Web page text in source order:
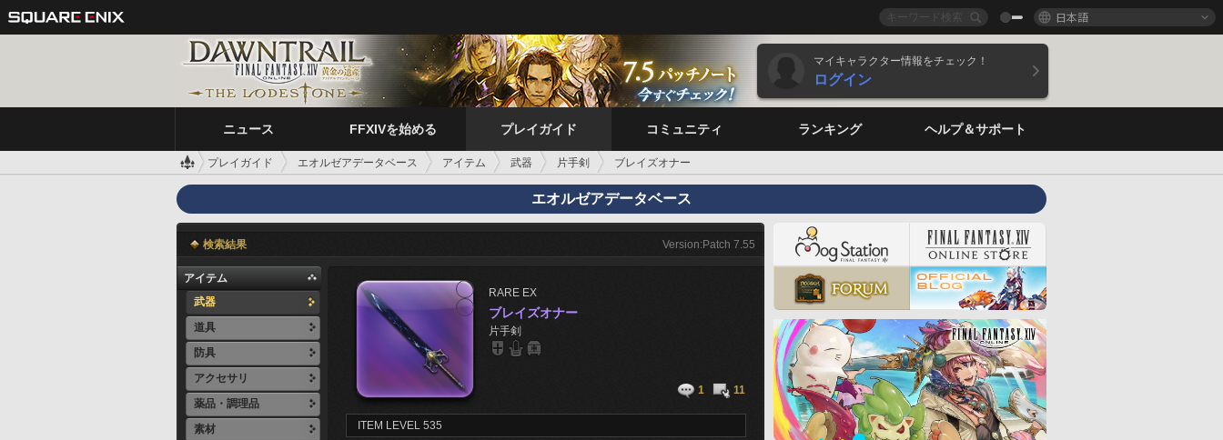
日本語
マイキャラクター情報をチェック！
ログイン
ニュース FFXIVを始める プレイガイド コミュニティ ランキング ヘルプ＆サポート
プレイガイド エオルゼアデータベース アイテム 武器 片手剣 ブレイズオナー
エオルゼアデータベース
検索結果 Version:Patch 7.55
アイテム
武器
道具
防具
アクセサリ
薬品・調理品
素材
RARE EX
ブレイズオナー
片手剣
1 11
ITEM LEVEL 535